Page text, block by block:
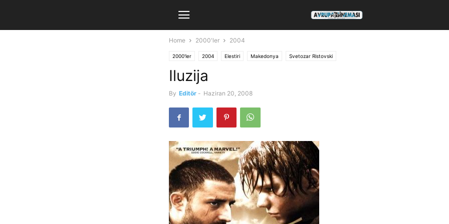
Home 2000'ler 2004
2000'ler 2004 Elestiri Makedonya Svetozar Ristovski
Iluzija
By Editör - Haziran 20, 2008